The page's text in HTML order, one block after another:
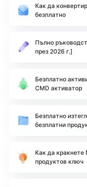
Как да
безплатно
Пълно
през 2026 г.]
Безплатно
CMD активатор
Безплатно
безплатни
Как да кракнете
продуктов ключ